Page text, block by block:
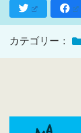
カテゴリー：